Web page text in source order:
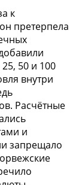
к
претерпела
50 и 100
внутри
Расчётные
и
запрещало